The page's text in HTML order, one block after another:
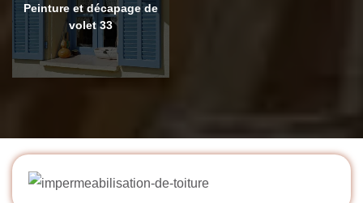
Peinture et décapage de
volet 33